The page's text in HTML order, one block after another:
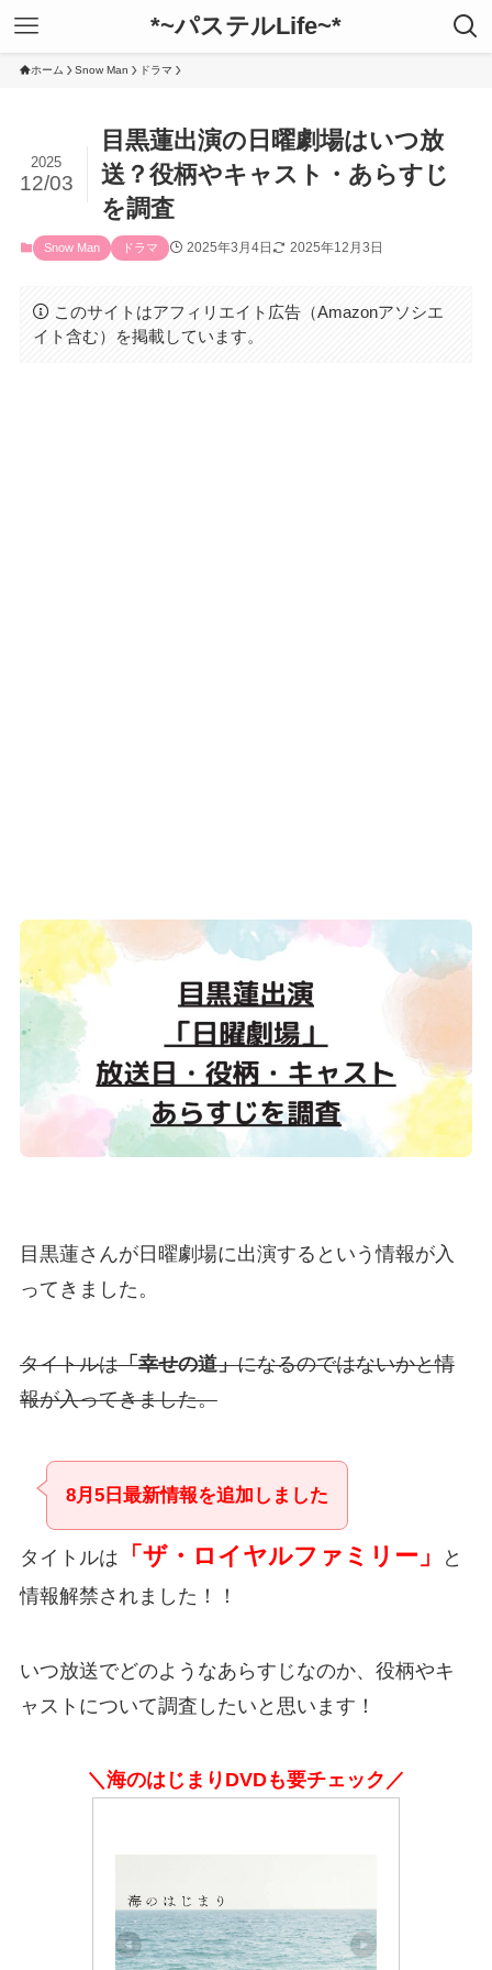
*~パステルLife~*
ホーム Snow Man ドラマ
目黒蓮出演の日曜劇場はいつ放
送？役柄やキャスト・あらすじ
を調査
2025
12/03
Snow Man ドラマ 2025年3月4日 2025年12月3日
このサイトはアフィリエイト広告（Amazonアソシエ
イト含む）を掲載しています。
目黒蓮さんが日曜劇場に出演するという情報が入
ってきました。
タイトルは「幸せの道」になるのではないかと情
報が入ってきました。
8月5日最新情報を追加しました
タイトルは 「ザ・ロイヤルファミリー」
と
情報解禁されました！！
いつ放送でどのようなあらすじなのか、役柄やキ
ャストについて調査したいと思います！
＼海のはじまりDVDも要チェック／